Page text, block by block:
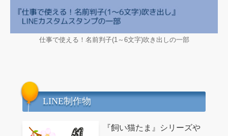
仕事で使える！名前判子(1～6文字)吹き出しの一部
LINE制作物
『飼い猫たま』シリーズや